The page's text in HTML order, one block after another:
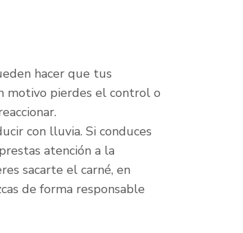
hacer que tus
motivo pierdes el control o
con lluvia. Si conduces
atención a la
sacarte el carné, en
de forma responsable